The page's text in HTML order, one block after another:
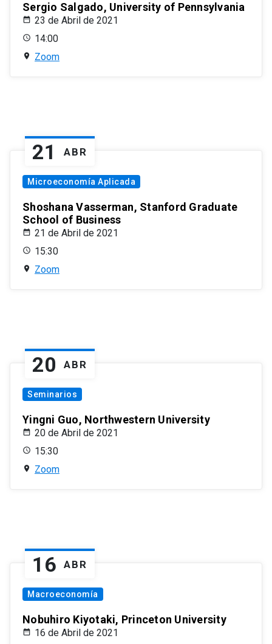
Sergio Salgado, University of Pennsylvania
23 de Abril de 2021
14:00
Zoom
21 ABR
Microeconomía Aplicada
Shoshana Vasserman, Stanford Graduate
School of Business
21 de Abril de 2021
15:30
Zoom
20 ABR
Seminarios
Yingni Guo, Northwestern University
20 de Abril de 2021
15:30
Zoom
16 ABR
Macroeconomía
Nobuhiro Kiyotaki, Princeton University
16 de Abril de 2021